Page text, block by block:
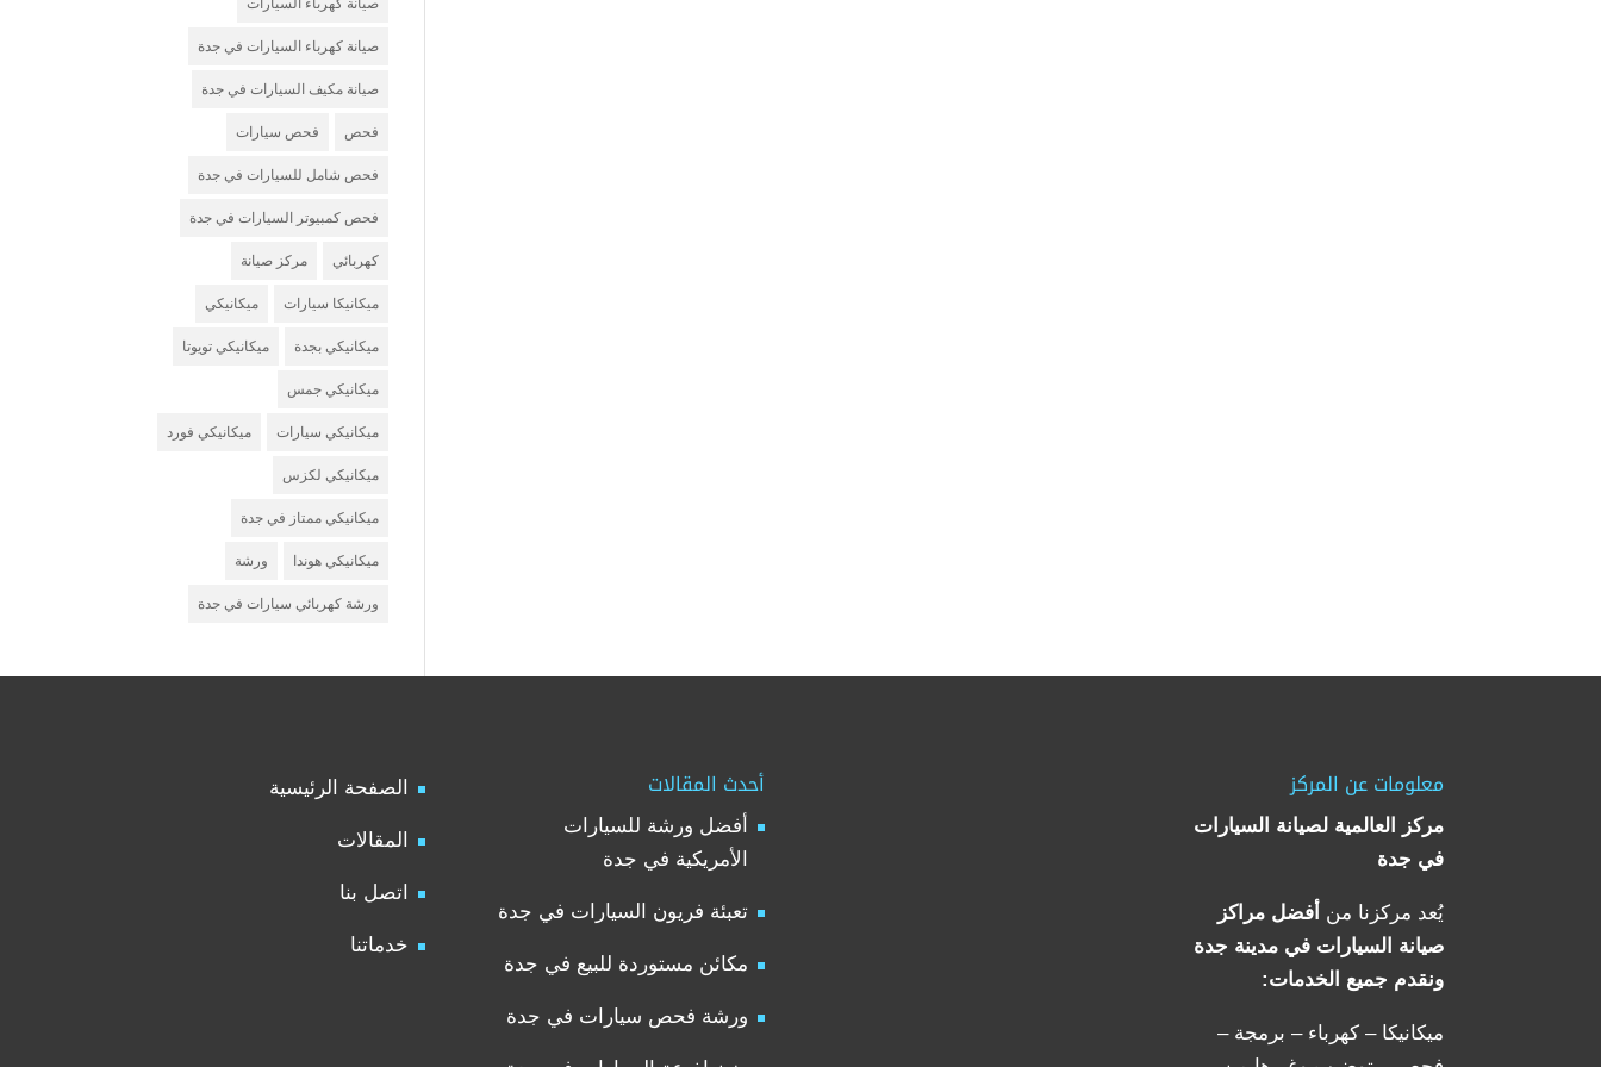
صيانة كهرباء السيارات
صيانة كهرباء السيارات في جدة
صيانة مكيف السيارات في جدة
فحص فحص سيارات
فحص شامل للسيارات في جدة
فحص كمبيوتر السيارات في جدة
كهربائي مركز صيانة
ميكانيكا سيارات ميكانيكي
ميكانيكي بجدة ميكانيكي تويوتا
ميكانيكي جمس
ميكانيكي سيارات ميكانيكي فورد
ميكانيكي لكزس
ميكانيكي ممتاز في جدة
ميكانيكي هوندا ورشة
ورشة كهربائي سيارات في جدة
معلومات عن المركز
مركز العالمية لصيانة السيارات
في جدة
يُعد مركزنا من أفضل مراكز
صيانة السيارات في مدينة جدة
ونقدم جميع الخدمات:
ميكانيكا – كهرباء – برمجة –
أحدث المقالات
أفضل ورشة للسيارات
الأمريكية في جدة
تعبئة فريون السيارات في جدة
مكائن مستوردة للبيع في جدة
ورشة فحص سيارات في جدة
الصفحة الرئيسية
المقالات
اتصل بنا
خدماتنا